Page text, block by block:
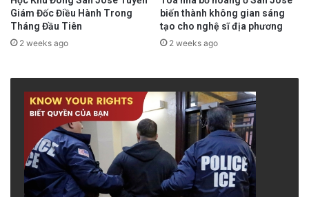
Giám Đốc Điều Hành Trong
Tháng Đầu Tiên
2 weeks ago
biến thành không gian sáng
tạo cho nghệ sĩ địa phương
2 weeks ago